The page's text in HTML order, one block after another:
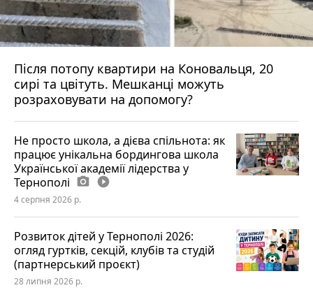
Після потопу квартири на Коновальця, 20
сирі та цвітуть. Мешканці можуть
розраховувати на допомогу?
Не просто школа, а дієва спільнота: як
працює унікальна бордингова школа
Української академії лідерства у
Тернополі photo_camera play_circle_filled
4 серпня 2026 р.
Розвиток дітей у Тернополі 2026:
огляд гуртків, секцій, клубів та студій
(партнерський проєкт)
28 липня 2026 р.